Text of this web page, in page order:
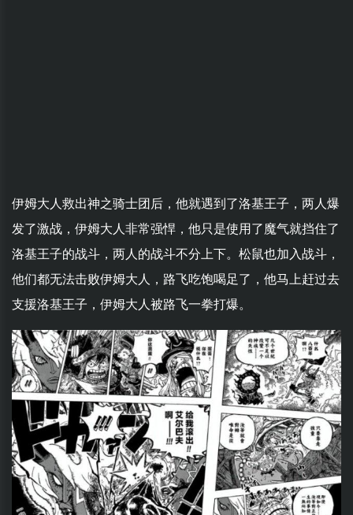
伊姆大人救出神之骑士团后，他就遇到了洛基王子，两人爆
发了激战，伊姆大人非常强悍，他只是使用了魔气就挡住了
洛基王子的战斗，两人的战斗不分上下。松鼠也加入战斗，
他们都无法击败伊姆大人，路飞吃饱喝足了，他马上赶过去
支援洛基王子，伊姆大人被路飞一拳打爆。